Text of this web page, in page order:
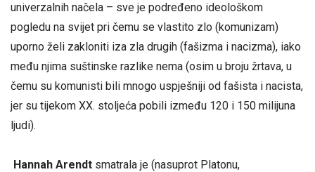
univerzalnih načela – sve je podređeno ideološkom
pogledu na svijet pri čemu se vlastito zlo (komunizam)
uporno želi zakloniti iza zla drugih (fašizma i nacizma), iako
među njima suštinske razlike nema (osim u broju žrtava, u
čemu su komunisti bili mnogo uspješniji od fašista i nacista,
jer su tijekom XX. stoljeća pobili između 120 i 150 milijuna
ljudi).
Hannah Arendt smatrala je (nasuprot Platonu,